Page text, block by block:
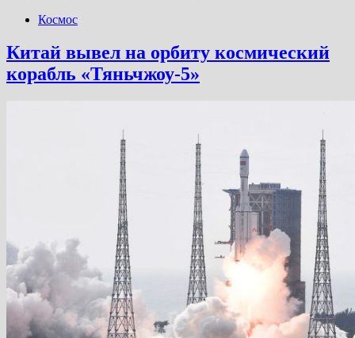
Космос
Китай вывел на орбиту космический
корабль «Тяньчжоу-5»